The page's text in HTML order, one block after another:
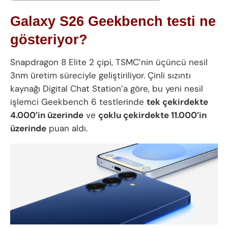
Galaxy S26 Geekbench testi ne
gösteriyor?
Snapdragon 8 Elite 2 çipi, TSMC’nin üçüncü nesil
3nm üretim süreciyle geliştiriliyor. Çinli sızıntı
kaynağı Digital Chat Station’a göre, bu yeni nesil
işlemci Geekbench 6 testlerinde tek çekirdekte
4.000’in üzerinde ve çoklu çekirdekte 11.000’in
üzerinde puan aldı.